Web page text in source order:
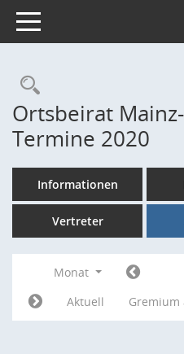
Toggle navigation
Ortsbeirat
Termine 2020
Informationen
Vertreter
Monat
Aktuell
Gremium